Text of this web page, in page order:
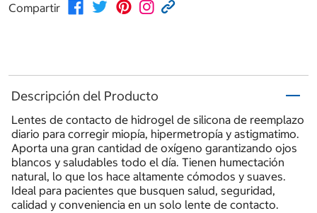
Compartir
Descripción del Producto
Lentes de contacto de hidrogel de silicona de reemplazo
diario para corregir miopía, hipermetropía y astigmatimo.
Aporta una gran cantidad de oxígeno garantizando ojos
blancos y saludables todo el día. Tienen humectación
natural, lo que los hace altamente cómodos y suaves.
Ideal para pacientes que busquen salud, seguridad,
calidad y conveniencia en un solo lente de contacto.